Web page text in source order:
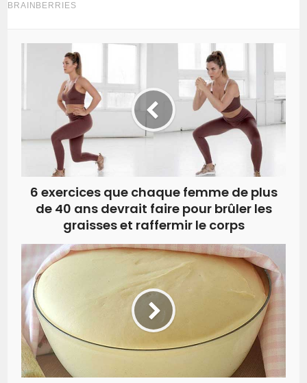
6 exercices que chaque femme de plus
de 40 ans devrait faire pour brûler les
graisses et raffermir le corps